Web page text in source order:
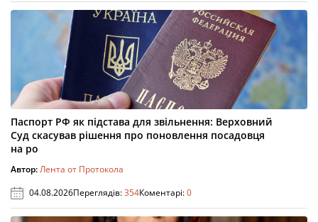
Паспорт РФ як підстава для звільнення: Верховний
Суд скасував рішення про поновлення посадовця
на ро
Автор:Лента от Протокола
04.08.2026Переглядів:354Коментарі:0